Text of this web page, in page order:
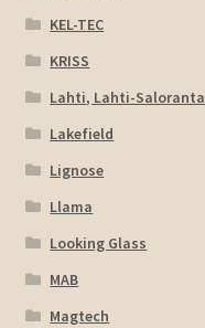
KEL-TEC
KRISS
Lahti, Lahti-Saloranta
Lakefield
Lignose
Llama
Looking Glass
MAB
Magtech